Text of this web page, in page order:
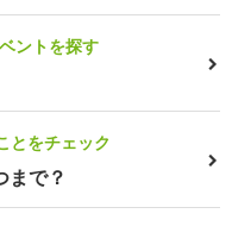
ントを探す
とをチェック
まで？